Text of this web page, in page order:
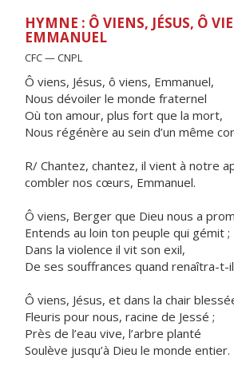
HYMNE : Ô VIENS, JÉSUS, Ô
EMMANUEL
CFC — CNPL
Ô viens, Jésus, ô viens, Emmanuel,
Nous dévoiler le monde fraternel
Où ton amour, plus fort que la mort,
Nous régénère au sein d’un même
R/ Chantez, chantez, il vient à notre
combler nos cœurs, Emmanuel.
Ô viens, Berger que Dieu nous a
Entends au loin ton peuple qui gémit ;
Dans la violence il vit son exil,
De ses souffrances quand renaîtra-t-
Ô viens, Jésus, et dans la chair
Fleuris pour nous, racine de Jessé ;
Près de l’eau vive, l’arbre planté
Soulève jusqu’à Dieu le monde entier.